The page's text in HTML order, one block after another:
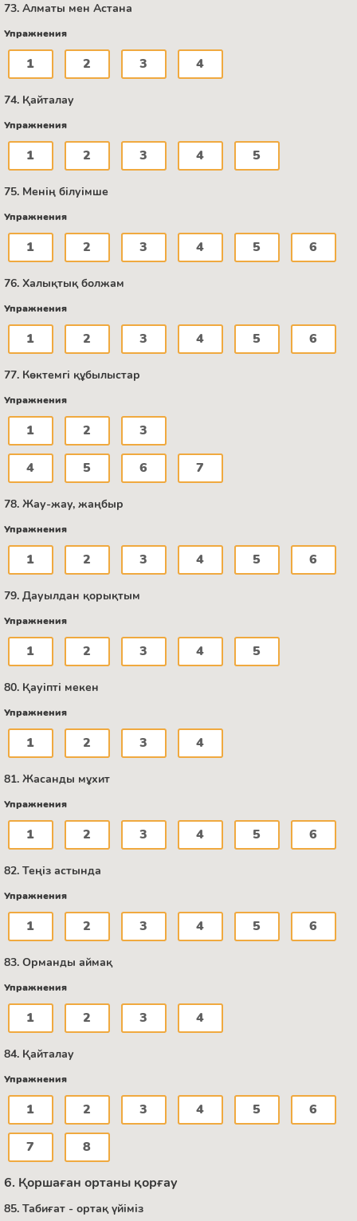
73. Алматы мен Астана
Упражнения
1 2 3 4
74. Қайталау
Упражнения
1 2 3 4 5
75. Менің білуімше
Упражнения
1 2 3 4 5 6
76. Халықтық болжам
Упражнения
1 2 3 4 5 6
77. Көктемгі құбылыстар
Упражнения
1 2 3
4 5 6 7
78. Жау-жау, жаңбыр
Упражнения
1 2 3 4 5 6
79. Дауылдан қорықтым
Упражнения
1 2 3 4 5
80. Қауіпті мекен
Упражнения
1 2 3 4
81. Жасанды мұхит
Упражнения
1 2 3 4 5 6
82. Теңіз астында
Упражнения
1 2 3 4 5 6
83. Орманды аймақ
Упражнения
1 2 3 4
84. Қайталау
Упражнения
1 2 3 4 5 6
7 8
6. Қоршаған ортаны қорғау
85. Табиғат - ортақ үйіміз